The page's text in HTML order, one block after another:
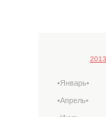
2013
•Январь•
•Апрель•